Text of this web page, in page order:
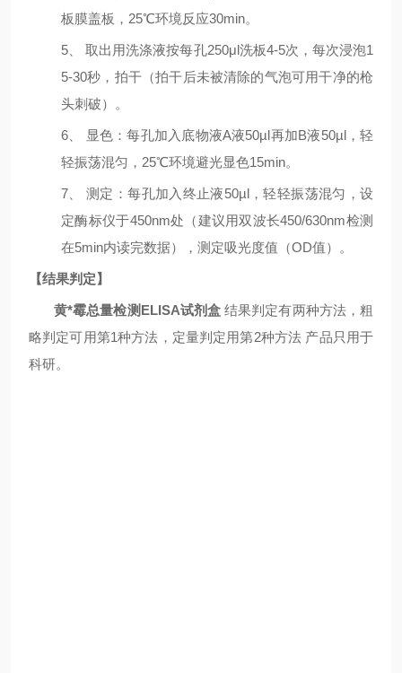
板膜盖板， 25℃环境反应30min。
5 取出用洗涤液按每孔250μl洗板4-5次，每次浸泡1
5-30秒，拍干（拍干后未被清除的气泡可用干净的枪
头刺破）。
6 显色：每孔加入底物液A液50µl再加B液50µl，轻
轻振荡混匀， 25℃环境避光显色15min。
7 测定：每孔加入终止液50µl，轻轻振荡混匀，设
定酶标仪于450nm处（建议用双波长450/630nm检测
在5min内读完数据），测定吸光度值（OD值）。
【结果判定】
黄*霉总量检测ELISA试剂盒 结果判定有两种方法，粗
略判定可用第1种方法，定量判定用第2种方法 产品只用于
科研。